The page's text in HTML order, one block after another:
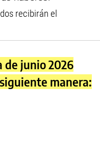
recibirán el
de junio 2026
manera: